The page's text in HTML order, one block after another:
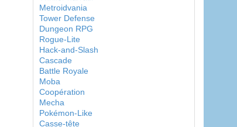
Metroidvania
Tower Defense
Dungeon RPG
Rogue-Lite
Hack-and-Slash
Cascade
Battle Royale
Moba
Coopération
Mecha
Pokémon-Like
Casse-tête